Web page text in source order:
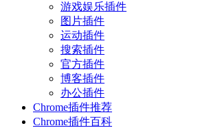
游戏娱乐插件
图片插件
运动插件
搜索插件
官方插件
博客插件
办公插件
Chrome插件推荐
Chrome插件百科